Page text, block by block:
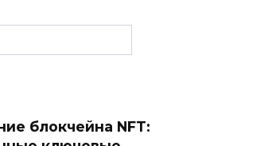
блокчейна NFT: